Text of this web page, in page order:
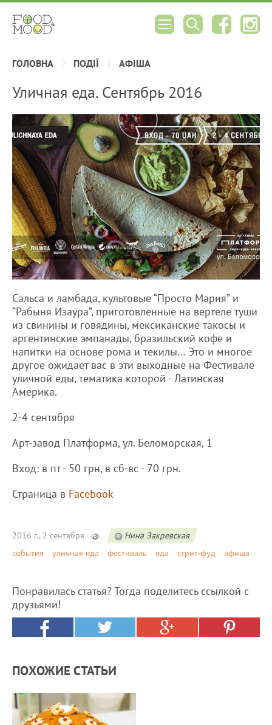
ГОЛОВНА ПОДІЇ АФІША
Уличная еда. Сентябрь 2016
Сальса и ламбада, культовые “Просто Мария” и
“Рабыня Изаура”, приготовленные на вертеле туши
из свинины и говядины, мексиканские такосы и
аргентинские эмпанады, бразильский кофе и
напитки на основе рома и текилы… Это и многое
другое ожидает вас в эти выходные на Фестивале
уличной еды, тематика которой - Латинская
Америка.
2-4 сентября
Арт-завод Платформа, ул. Беломорская, 1
Вход: в пт - 50 грн, в сб-вс - 70 грн.
Страница в Facebook
2016 г., 2 сентября
Нина Закревская
события
уличная еда фестиваль еда стрит-фуд афиша
Понравилась статья? Тогда поделитесь ссылкой с
друзьями!
ПОХОЖИЕ СТАТЬИ